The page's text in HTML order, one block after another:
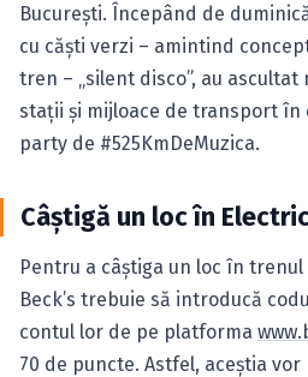
Bucureşti. Începând de
cu căşti verzi – amintind
tren – „silent disco”, au
staţii şi mijloace de transport în
party de #525KmDeMuzica.
Câştigă un loc în
Pentru a câştiga un loc în
Beck’s trebuie să introducă
contul lor de pe platforma
70 de puncte. Astfel, aceştia